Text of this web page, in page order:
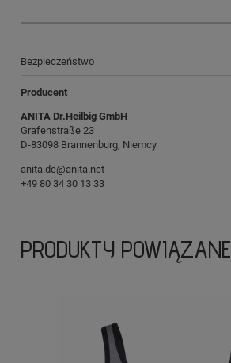
Bezpieczeństwo
Producent
ANITA Dr.Heilbig GmbH
Grafenstraße 23
D-83098 Brannenburg, Niemcy
anita.de@anita.net
+49 80 34 30 13 33
PRODUKTY POWIĄZANE